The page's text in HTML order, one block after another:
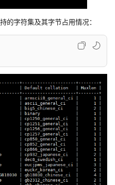
的字符集及其字节占用情况：